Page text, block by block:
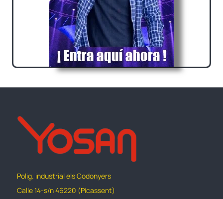
Polig. industrial els Codonyers
Calle 14-s/n 46220 (Picassent)